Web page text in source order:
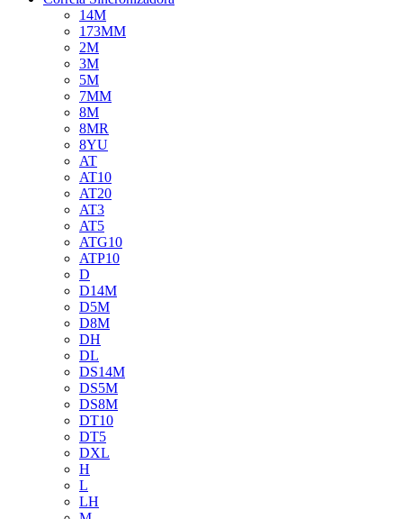
14M
173MM
2M
3M
5M
7MM
8M
8MR
8YU
AT
AT10
AT20
AT3
AT5
ATG10
ATP10
D
D14M
D5M
D8M
DH
DL
DS14M
DS5M
DS8M
DT10
DT5
DXL
H
L
LH